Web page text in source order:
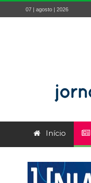
07 | agosto | 2026
Início